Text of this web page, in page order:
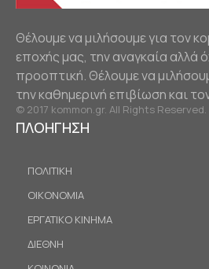
Θέλουμε να μιλήσουμε για τον
εποχής μας, την αναγκαία αλλά
προοπτική. Θέλουμε να
την καθημερινή επιβίωση και
© 2017 kommon.gr. All Rights Reserved.
ΠΛΟΗΓΗΣΗ
ΠΟΛΙΤΙΚΗ
ΟΙΚΟΝΟΜΙΑ
ΕΡΓΑΤΙΚΟ ΚΙΝΗΜΑ
ΔΙΕΘΝΗ